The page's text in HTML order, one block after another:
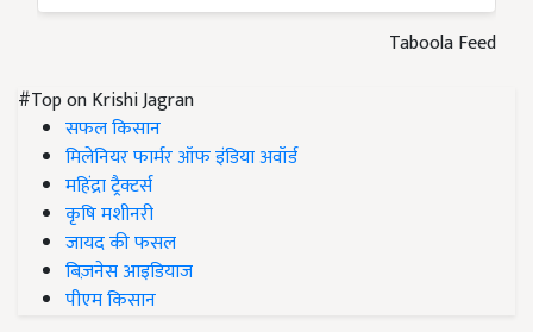
Taboola Feed
#Top on Krishi Jagran
सफल किसान
मिलेनियर फार्मर ऑफ इंडिया अवॉर्ड
महिंद्रा ट्रैक्टर्स
कृषि मशीनरी
जायद की फसल
बिज़नेस आइडियाज
पीएम किसान